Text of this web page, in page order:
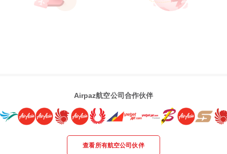
Airpaz航空公司合作伙伴
查看所有航空公司伙伴